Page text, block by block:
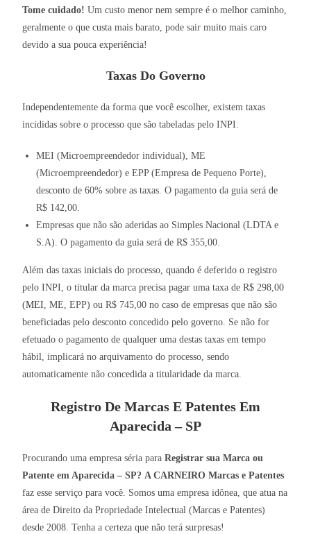
Tome cuidado! Um custo menor nem sempre é o melhor caminho,
geralmente o que custa mais barato, pode sair muito mais caro
devido a sua pouca experiência!
Taxas Do Governo
Independentemente da forma que você escolher, existem taxas
incididas sobre o processo que são tabeladas pelo INPI.
MEI (Microempreendedor individual), ME
(Microempreendedor) e EPP (Empresa de Pequeno Porte),
desconto de 60% sobre as taxas. O pagamento da guia será de
R$ 142,00.
Empresas que não são aderidas ao Simples Nacional (LDTA e
S.A). O pagamento da guia será de R$ 355,00.
Além das taxas iniciais do processo, quando é deferido o registro
pelo INPI, o titular da marca precisa pagar uma taxa de R$ 298,00
(MEI, ME, EPP) ou R$ 745,00 no caso de empresas que não são
beneficiadas pelo desconto concedido pelo governo. Se não for
efetuado o pagamento de qualquer uma destas taxas em tempo
hábil, implicará no arquivamento do processo, sendo
automaticamente não concedida a titularidade da marca.
Registro De Marcas E Patentes Em
Aparecida – SP
Procurando uma empresa séria paraRegistrar sua Marca ou
Patente em Aparecida – SP? A CARNEIRO Marcas e Patentes
faz esse serviço para você. Somos uma empresa idônea, que atua na
área de Direito da Propriedade Intelectual (Marcas e Patentes)
desde 2008. Tenha a certeza que não terá surpresas!